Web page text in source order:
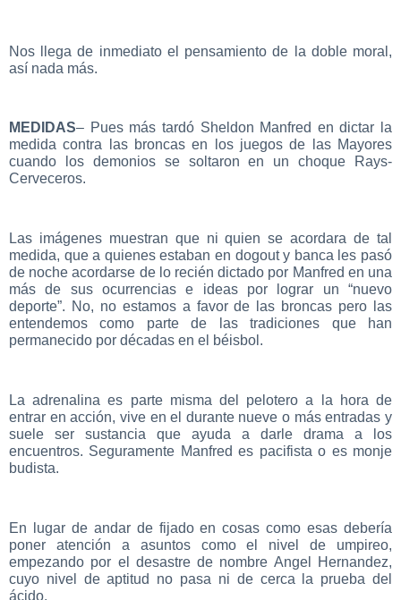
Nos llega de inmediato el pensamiento de la doble moral,
así nada más.
MEDIDAS– Pues más tardó Sheldon Manfred en dictar la
medida contra las broncas en los juegos de las Mayores
cuando los demonios se soltaron en un choque Rays-
Cerveceros.
Las imágenes muestran que ni quien se acordara de tal
medida, que a quienes estaban en dogout y banca les pasó
de noche acordarse de lo recién dictado por Manfred en una
más de sus ocurrencias e ideas por lograr un “nuevo
deporte”. No, no estamos a favor de las broncas pero las
entendemos como parte de las tradiciones que han
permanecido por décadas en el béisbol.
La adrenalina es parte misma del pelotero a la hora de
entrar en acción, vive en el durante nueve o más entradas y
suele ser sustancia que ayuda a darle drama a los
encuentros. Seguramente Manfred es pacifista o es monje
budista.
En lugar de andar de fijado en cosas como esas debería
poner atención a asuntos como el nivel de umpireo,
empezando por el desastre de nombre Angel Hernandez,
cuyo nivel de aptitud no pasa ni de cerca la prueba del
ácido.